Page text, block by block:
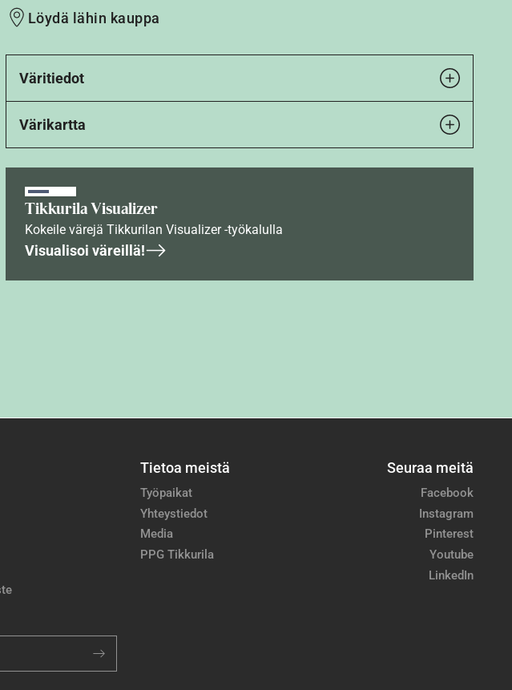
Löydä lähin kauppa
Väritiedot
Värikartta
Tikkurila Visualizer
Kokeile värejä Tikkurilan Visualizer -työkalulla
Visualisoi väreillä!
Tietoa meistä
Työpaikat
Yhteystiedot
Media
PPG Tikkurila
Seuraa meitä
Facebook
Instagram
Pinterest
Youtube
LinkedIn